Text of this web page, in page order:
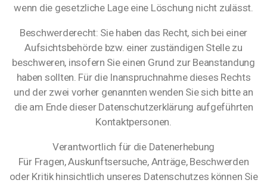
wenn die gesetzliche Lage eine Löschung nicht zulässt.
Beschwerderecht: Sie haben das Recht, sich bei einer
Aufsichtsbehörde bzw. einer zuständigen Stelle zu
beschweren, insofern Sie einen Grund zur Beanstandung
haben sollten. Für die Inanspruchnahme dieses Rechts
und der zwei vorher genannten wenden Sie sich bitte an
die am Ende dieser Datenschutzerklärung aufgeführten
Kontaktpersonen.
Verantwortlich für die Datenerhebung
Für Fragen, Auskunftsersuche, Anträge, Beschwerden
oder Kritik hinsichtlich unseres Datenschutzes können Sie